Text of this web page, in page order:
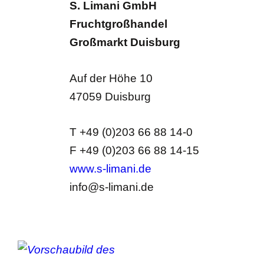
S. Limani GmbH
Fruchtgroßhandel
Großmarkt Duisburg
Auf der Höhe 10
47059 Duisburg
T +49 (0)203 66 88 14-0
F +49 (0)203 66 88 14-15
www.s-limani.de
info@s-limani.de